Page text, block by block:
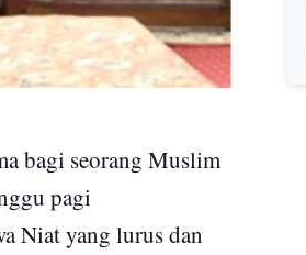
bagi seorang Muslim
pagi
Niat yang lurus dan